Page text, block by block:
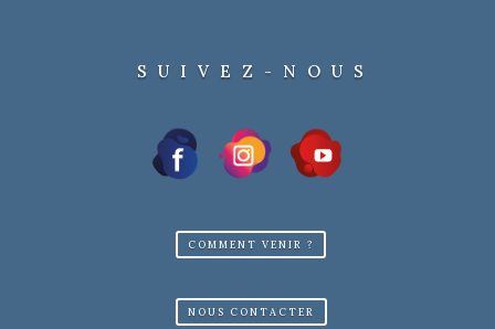
SUIVEZ-NOUS
COMMENT VENIR ?
NOUS CONTACTER